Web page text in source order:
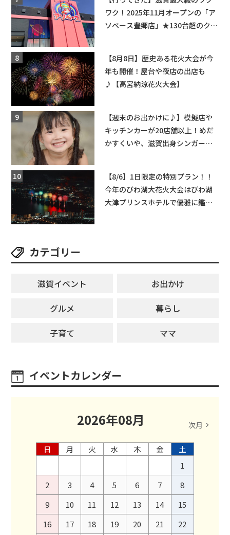
ワク！2025年11月オープンの「ア
ソベース豊郷店」★130台超のクレ
【8月8日】歴史ある花火大会が今
年も開催！屋台や夜店の出店も
♪【高宮納涼花火大会】
【週末のお出かけに♪】模擬店や
キッチンカーが20店舗以上！めだ
かすくいや、滋賀出身シンガーソ
【8/6】1日限定の特別プラン！！
今年のびわ湖大花火大会はびわ湖
大津プリンスホテルで優雅に鑑賞
カテゴリー
滋賀イベント
お出かけ
グルメ
暮らし
子育て
ママ
イベントカレンダー
2026年08月 次月
日 月 火 水 木 金
土
1
2
3 4 5 6 7
8
9
10 11 12 13 14
15
16
17 18 19 20 21
22